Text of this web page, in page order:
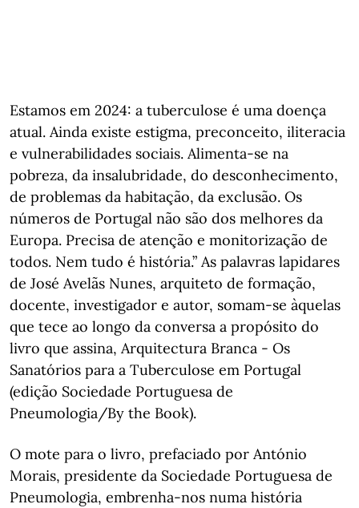
Estamos em 2024: a tuberculose é uma doença
atual. Ainda existe estigma, preconceito, iliteracia
e vulnerabilidades sociais. Alimenta-se na
pobreza, da insalubridade, do desconhecimento,
de problemas da habitação, da exclusão. Os
números de Portugal não são dos melhores da
Europa. Precisa de atenção e monitorização de
todos. Nem tudo é história.” As palavras lapidares
de José Avelãs Nunes, arquiteto de formação,
docente, investigador e autor, somam-se àquelas
que tece ao longo da conversa a propósito do
livro que assina, Arquitectura Branca - Os
Sanatórios para a Tuberculose em Portugal
(edição Sociedade Portuguesa de
Pneumologia/By the Book).
O mote para o livro, prefaciado por António
Morais, presidente da Sociedade Portuguesa de
Pneumologia, embrenha-nos numa história